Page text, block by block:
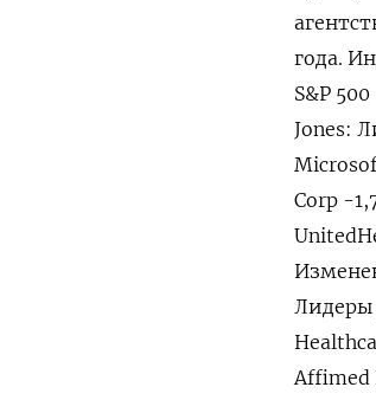
года.
S&P
Jones:
Corp -
Лидеры
Affimed